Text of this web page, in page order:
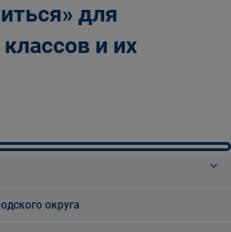
для
и их
округа